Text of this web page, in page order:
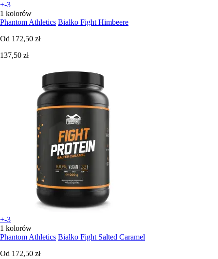
+-3
1 kolorów
Phantom Athletics Białko Fight Himbeere
Od 172,50 zł
137,50 zł
+-3
1 kolorów
Phantom Athletics Białko Fight Salted Caramel
Od 172,50 zł